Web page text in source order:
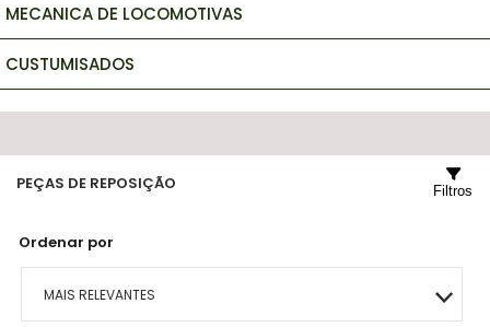
MECANICA DE LOCOMOTIVAS
CUSTUMISADOS
PEÇAS DE REPOSIÇÃO
Ordenar por
MAIS RELEVANTES
Filtros